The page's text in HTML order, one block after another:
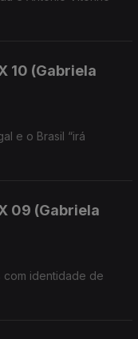
10 (Gabriela
e o Brasil “irá
09 (Gabriela
com identidade de